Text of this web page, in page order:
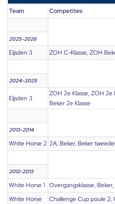
Team Competites
2025-2026
Eijsden 3 ZOH C-Klasse, ZOH
2024-2025
Eijsden 3
ZOH 2e Klasse, ZOH 2e
Beker 2e Klasse
2013-2014
White Horse 2 2A, Beker, Beker
2012-2013
White Horse 1 Overgangsklasse,
White Horse
Challenge Cup poule 2,